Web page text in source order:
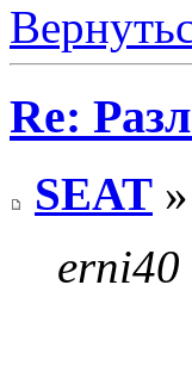
Re:
SEAT
erni40